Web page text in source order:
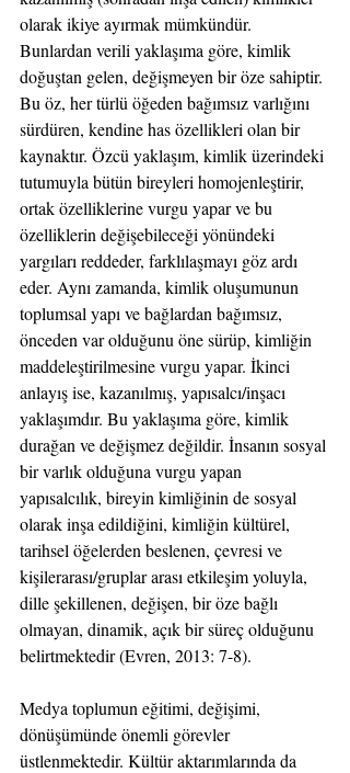
olarak ikiye ayırmak mümkündür.
Bunlardan verili yaklaşıma göre, kimlik
doğuştan gelen, değişmeyen bir öze sahiptir.
Bu öz, her türlü öğeden bağımsız varlığını
sürdüren, kendine has özellikleri olan bir
kaynaktır. Özcü yaklaşım, kimlik üzerindeki
tutumuyla bütün bireyleri homojenleştirir,
ortak özelliklerine vurgu yapar ve bu
özelliklerin değişebileceği yönündeki
yargıları reddeder, farklılaşmayı göz ardı
eder. Aynı zamanda, kimlik oluşumunun
toplumsal yapı ve bağlardan bağımsız,
önceden var olduğunu öne sürüp, kimliğin
maddeleştirilmesine vurgu yapar. İkinci
anlayış ise, kazanılmış, yapısalcı/inşacı
yaklaşımdır. Bu yaklaşıma göre, kimlik
durağan ve değişmez değildir. İnsanın sosyal
bir varlık olduğuna vurgu yapan
yapısalcılık, bireyin kimliğinin de sosyal
olarak inşa edildiğini, kimliğin kültürel,
tarihsel öğelerden beslenen, çevresi ve
kişilerarası/gruplar arası etkileşim yoluyla,
dille şekillenen, değişen, bir öze bağlı
olmayan, dinamik, açık bir süreç olduğunu
belirtmektedir (Evren, 2013: 7-8).
Medya toplumun eğitimi, değişimi,
dönüşümünde önemli görevler
üstlenmektedir. Kültür aktarımlarında da